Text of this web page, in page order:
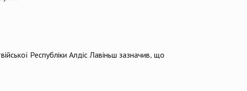
Республіки Алдіс Лавіньш зазначив, що